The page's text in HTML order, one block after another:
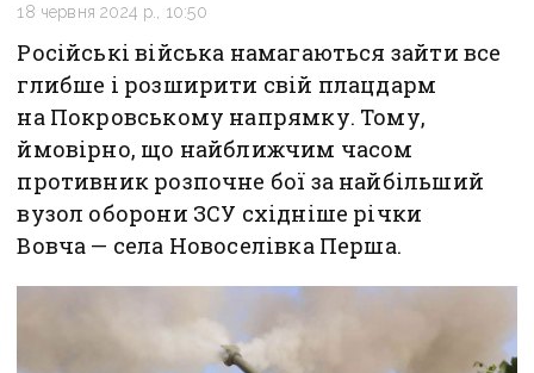
18 червня 2024 р., 10:50
Російські війська намагаються зайти все
глибше і розширити свій плацдарм
на Покровському напрямку. Тому,
ймовірно, що найближчим часом
противник розпочне бої за найбільший
вузол оборони ЗСУ східніше річки
Вовча — села Новоселівка Перша.